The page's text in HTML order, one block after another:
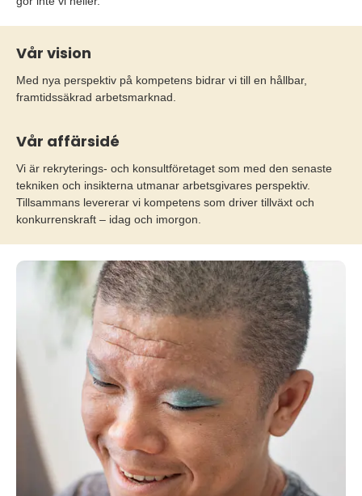
Vår vision
Med nya perspektiv på kompetens bidrar vi till en hållbar,
framtidssäkrad arbetsmarknad.
Vår affärsidé
Vi är rekryterings- och konsultföretaget som med den senaste
tekniken och insikterna utmanar arbetsgivares perspektiv.
Tillsammans levererar vi kompetens som driver tillväxt och
konkurrenskraft – idag och imorgon.